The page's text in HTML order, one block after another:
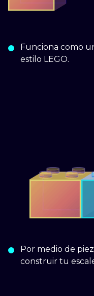
Funciona como
estilo LEGO.
Por medio de
construir tu